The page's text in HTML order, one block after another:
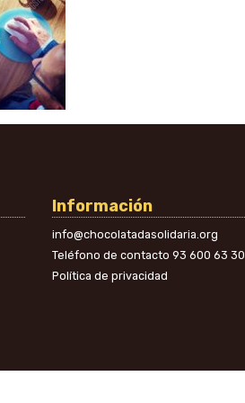
Información
info@chocolatadasolidaria.org
Teléfono de contacto 93 600 63 30
Política de privacidad